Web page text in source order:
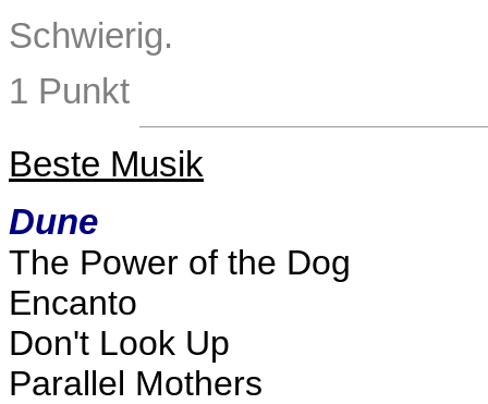
Schwierig.
1 Punkt
Beste Musik
Dune
The Power of the Dog
Encanto
Don't Look Up
Parallel Mothers